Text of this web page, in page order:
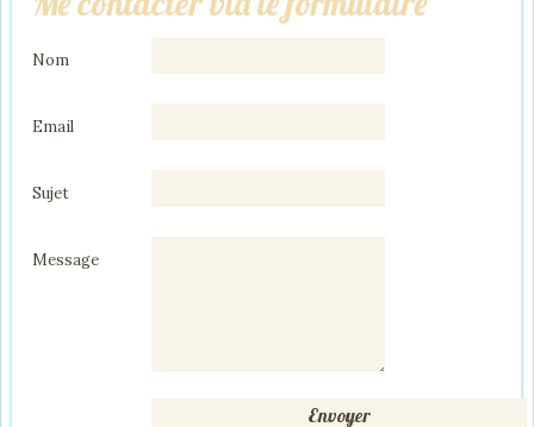
Nom
Email
Sujet
Message